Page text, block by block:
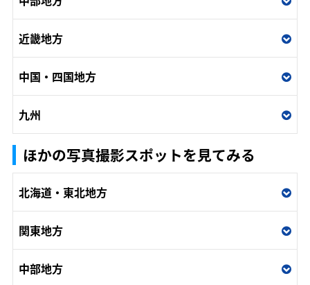
近畿地方
中国・四国地方
九州
ほかの写真撮影スポットを見てみる
北海道・東北地方
関東地方
中部地方